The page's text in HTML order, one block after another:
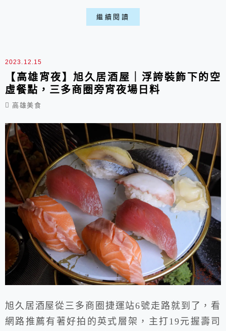
各種飲料，建議提前預約，不然很容易就客滿，晚
間時候想來點小吃，或是跟朋友小酌喝一杯，這邊
繼續閱讀
2023.12.15
【高雄宵夜】旭久居酒屋｜浮誇裝飾下的空
虛餐點，三多商圈旁宵夜場日料
高雄美食
旭久居酒屋從三多商圈捷運站6號走路就到了，看
網路推薦有著好拍的英式層架，主打19元握壽司